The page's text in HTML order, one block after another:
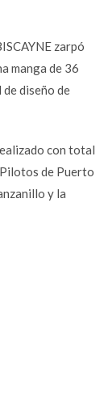
zarpó
manga de 36
diseño de
con total
de Puerto
y la